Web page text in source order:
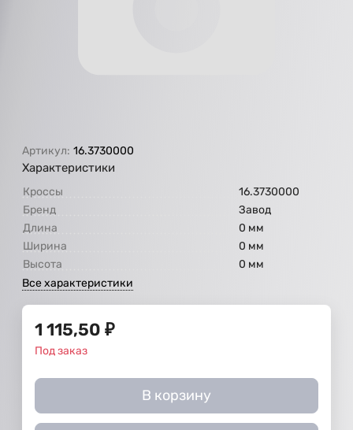
Артикул: 16.3730000
Характеристики
Кроссы
16.3730000
Бренд
Завод
Длина
0 мм
Ширина
0 мм
Высота
0 мм
Все характеристики
1 115,50 ₽
Под заказ
В корзину